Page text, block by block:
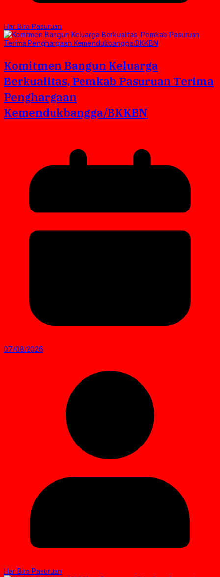
Har Biro Pasuruan
Komitmen Bangun Keluarga
Berkualitas, Pemkab Pasuruan Terima
Penghargaan
Kemendukbangga/BKKBN
07/08/2026
Har Biro Pasuruan